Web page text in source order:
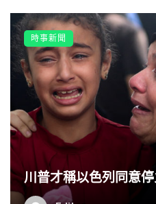
川普才稱以色列同意
時事新聞